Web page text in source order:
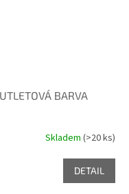
BARVA
Skladem (>20 ks)
DETAIL